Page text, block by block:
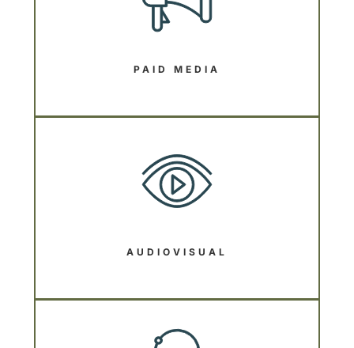
PAID MEDIA
AUDIOVISUAL